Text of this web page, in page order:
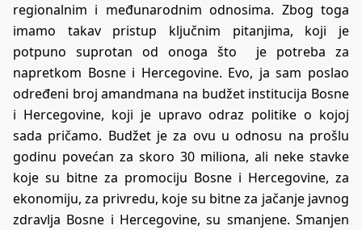
regionalnim i međunarodnim odnosima. Zbog toga
imamo takav pristup ključnim pitanjima, koji je
potpuno suprotan od onoga što je potreba za
napretkom Bosne i Hercegovine. Evo, ja sam poslao
određeni broj amandmana na budžet institucija Bosne
i Hercegovine, koji je upravo odraz politike o kojoj
sada pričamo. Budžet je za ovu u odnosu na prošlu
godinu povećan za skoro 30 miliona, ali neke stavke
koje su bitne za promociju Bosne i Hercegovine, za
ekonomiju, za privredu, koje su bitne za jačanje javnog
zdravlja Bosne i Hercegovine, su smanjene. Smanjen